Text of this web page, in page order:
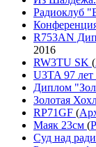
Радиоклуб
R753AN
2016
RW3TU SK (
U3TA 97
Диплом
Золотая
RP71GF (
Маяк 23см (
Суд над